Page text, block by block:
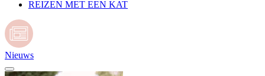
REIZEN MET EEN KAT
Nieuws